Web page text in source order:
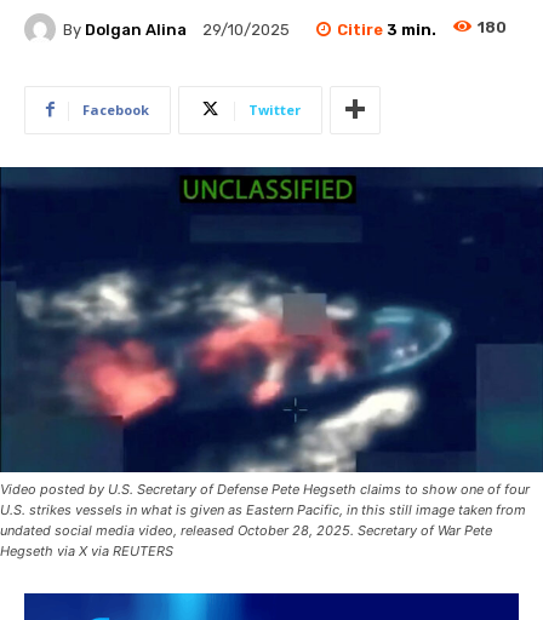
By Dolgan Alina 29/10/2025 Citire 3 min. 180
Facebook Twitter
Video posted by U.S. Secretary of Defense Pete Hegseth claims to show one of four
U.S. strikes vessels in what is given as Eastern Pacific, in this still image taken from
undated social media video, released October 28, 2025. Secretary of War Pete
Hegseth via X via REUTERS